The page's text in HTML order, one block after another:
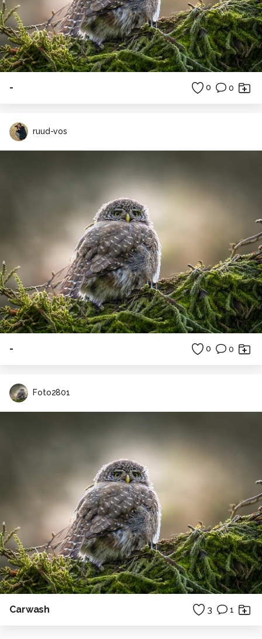
- 0 0
ruud-vos
- 0 0
Foto2801
Carwash 3 1